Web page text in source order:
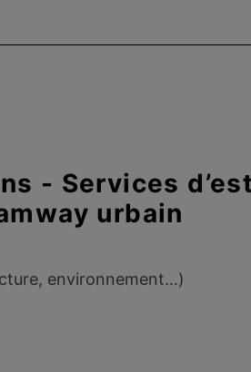
- Services
urbain
environnement…)